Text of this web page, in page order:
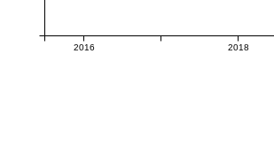
2016 2018